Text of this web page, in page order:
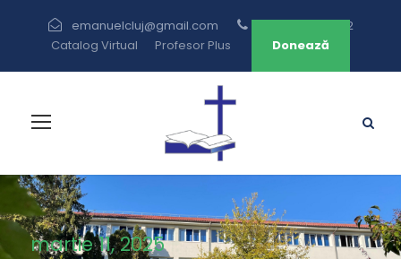
emanuelcluj@gmail.com
+40 264 433 582
Catalog Virtual
Profesor Plus Donează
martie 11, 2025